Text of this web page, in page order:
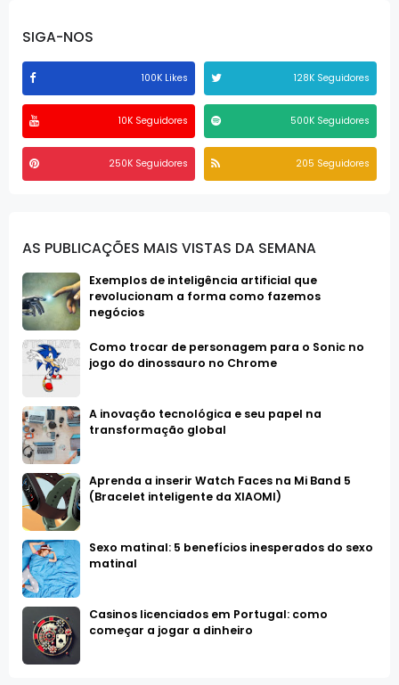
SIGA-NOS
100K Likes 128K Seguidores
10K Seguidores 500K Seguidores
250K Seguidores 205 Seguidores
AS PUBLICAÇÕES MAIS VISTAS DA SEMANA
Exemplos de inteligência artificial que
revolucionam a forma como fazemos
negócios
Como trocar de personagem para o Sonic no
jogo do dinossauro no Chrome
A inovação tecnológica e seu papel na
transformação global
Aprenda a inserir Watch Faces na Mi Band 5
(Bracelet inteligente da XIAOMI)
Sexo matinal: 5 benefícios inesperados do sexo
matinal
Casinos licenciados em Portugal: como
começar a jogar a dinheiro